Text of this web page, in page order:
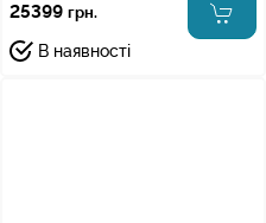
25399 грн.
В наявності